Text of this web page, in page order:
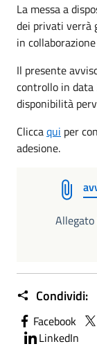
La messa a
dei privati verrà
in
Il presente
controllo in
disponibilità
Cliccaqui per
adesione.
Condividi:
Facebook
LinkedIn